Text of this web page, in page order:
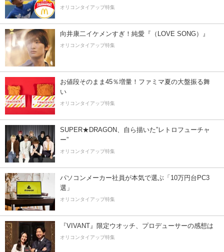
オリコンタイアップ特集
向井康二イケメンすぎ！純愛『（LOVE SONG）』
オリコンタイアップ特集
お値段そのまま45％増量！ファミマ夏の大盤振る舞
い
オリコンタイアップ特集
SUPER★DRAGON、自ら描いた”レトロフューチャ
ー”
オリコンタイアップ特集
パソコンメーカー社員が本気で選ぶ「10万円台PC3
選」
オリコンタイアップ特集
『VIVANT』限定ウオッチ、プロデューサーの感想は
オリコンタイアップ特集